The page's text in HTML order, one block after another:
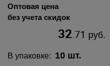
Оптовая цена
без учета скидок
32.71 руб.
В упаковке: 10 шт.